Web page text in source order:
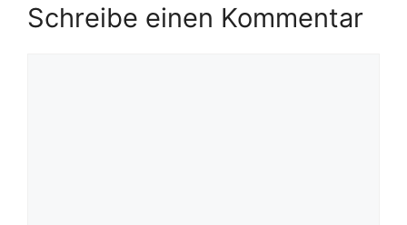
Schreibe einen Kommentar